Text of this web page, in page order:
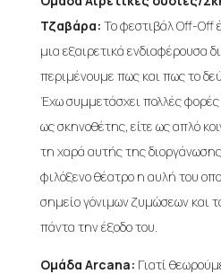
Τζαβάρα: Το φεστιβάλ Off-Off
μια εξαιρετικά ενδιαφέρουσα
περιμένουμε πως και πως το
Έχω συμμετάσχει πολλές φορές
ως σκηνοθέτης, είτε ως απλό
τη χαρά αυτής της
φιλόξενο θέατρο η αυλή του
σημείο γόνιμων ζυμώσεων και
πάντα την έξοδο του.
Ομάδα Arcana: Γιατί